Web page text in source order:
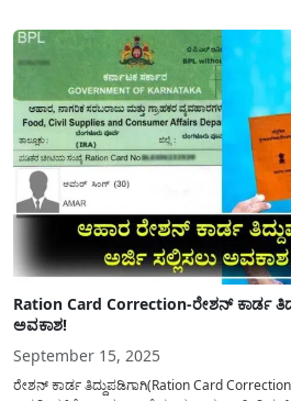
ಇಲಾಖೆಯಿಂದ ಪ್ರಸ್ತುತ...
Ration Card Correction-ರ‍ೇಶನ್ ಕಾರ್ಡ
ಅವಕಾಶ!
September 15, 2025
ರೇಶನ್ ಕಾರ್ಡ ತಿದ್ದುಪಡಿಗಾಗಿ(Ration Card